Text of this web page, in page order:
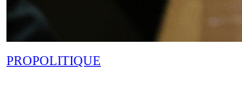
PROPOLITIQUE